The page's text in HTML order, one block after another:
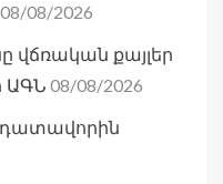
08/08/2026
վճռական քայլեր
ԱԳՆ 08/08/2026